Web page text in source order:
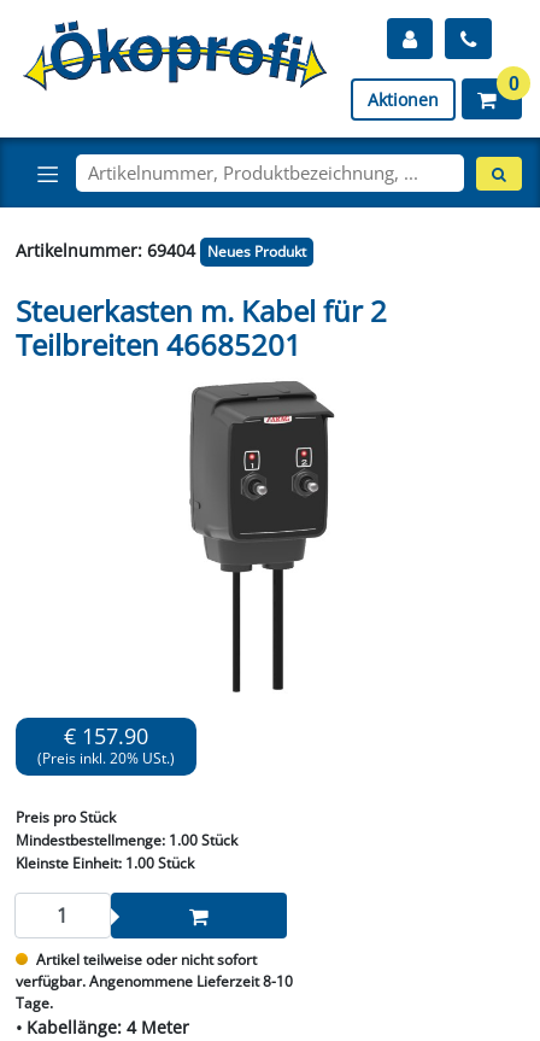
Aktionen
0
Artikelnummer: 69404 Neues Produkt
Steuerkasten m. Kabel für 2
Teilbreiten 46685201
€ 157.90
(Preis inkl. 20% USt.)
Preis pro Stück
Mindestbestellmenge: 1.00 Stück
Kleinste Einheit:1.00 Stück
Artikel teilweise oder nicht sofort
verfügbar. Angenommene Lieferzeit 8-10
Tage.
• Kabellänge: 4 Meter